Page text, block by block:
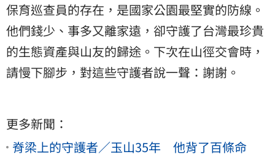
保育巡查員的存在，是國家公園最堅實的防線。
他們錢少、事多又離家遠，卻守護了台灣最珍貴
的生態資產與山友的歸途。下次在山徑交會時，
請慢下腳步，對這些守護者說一聲：謝謝。
更多新聞：
脊梁上的守護者／玉山35年 他背了百條命